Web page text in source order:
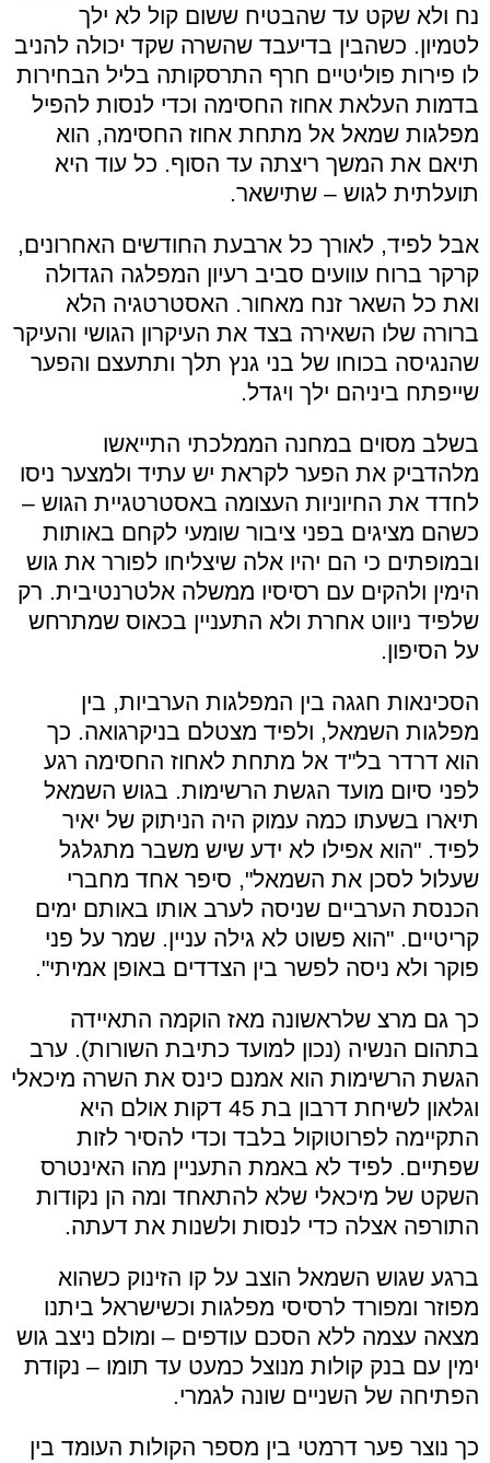
נח ולא שקט עד שהבטיח ששום קול לא ילך
לטמיון. כשהבין בדיעבד שהשרה שקד יכולה להניב
לו פירות פוליטיים חרף התרסקותה בליל הבחירות
בדמות העלאת אחוז החסימה וכדי לנסות להפיל
מפלגות שמאל אל מתחת אחוז החסימה, הוא
תיאם את המשך ריצתה עד הסוף. כל עוד היא
תועלתית לגוש – שתישאר.
אבל לפיד, לאורך כל ארבעת החודשים האחרונים,
קרקר ברוח עוועים סביב רעיון המפלגה הגדולה
ואת כל השאר זנח מאחור. האסטרטגיה הלא
ברורה שלו השאירה בצד את העיקרון הגושי והעיקר
שהנגיסה בכוחו של בני גנץ תלך ותתעצם והפער
שייפתח ביניהם ילך ויגדל.
בשלב מסוים במחנה הממלכתי התייאשו
מלהדביק את הפער לקראת יש עתיד ולמצער ניסו
לחדד את החיוניות העצומה באסטרטגיית הגוש –
כשהם מציגים בפני ציבור שומעי לקחם באותות
ובמופתים כי הם יהיו אלה שיצליחו לפורר את גוש
הימין ולהקים עם רסיסיו ממשלה אלטרנטיבית. רק
שלפיד ניווט אחרת ולא התעניין בכאוס שמתרחש
על הסיפון.
הסכינאות חגגה בין המפלגות הערביות, בין
מפלגות השמאל, ולפיד מצטלם בניקרגואה. כך
הוא דרדר בל"ד אל מתחת לאחוז החסימה רגע
לפני סיום מועד הגשת הרשימות. בגוש השמאל
תיארו בשעתו כמה עמוק היה הניתוק של יאיר
לפיד. "הוא אפילו לא ידע שיש משבר מתגלגל
שעלול לסכן את השמאל", סיפר אחד מחברי
הכנסת הערביים שניסה לערב אותו באותם ימים
קריטיים. "הוא פשוט לא גילה עניין. שמר על פני
פוקר ולא ניסה לפשר בין הצדדים באופן אמיתי".
כך גם מרצ שלראשונה מאז הוקמה התאיידה
בתהום הנשיה (נכון למועד כתיבת השורות). ערב
הגשת הרשימות הוא אמנם כינס את השרה מיכאלי
וגלאון לשיחת דרבון בת 45 דקות אולם היא
התקיימה לפרוטוקול בלבד וכדי להסיר לזות
שפתיים. לפיד לא באמת התעניין מהו האינטרס
השקט של מיכאלי שלא להתאחד ומה הן נקודות
התורפה אצלה כדי לנסות ולשנות את דעתה.
ברגע שגוש השמאל הוצב על קו הזינוק כשהוא
מפוזר ומפורד לרסיסי מפלגות וכשישראל ביתנו
מצאה עצמה ללא הסכם עודפים – ומולם ניצב גוש
ימין עם בנק קולות מנוצל כמעט עד תומו – נקודת
הפתיחה של השניים שונה לגמרי.
כך נוצר פער דרמטי בין מספר הקולות העומד בין